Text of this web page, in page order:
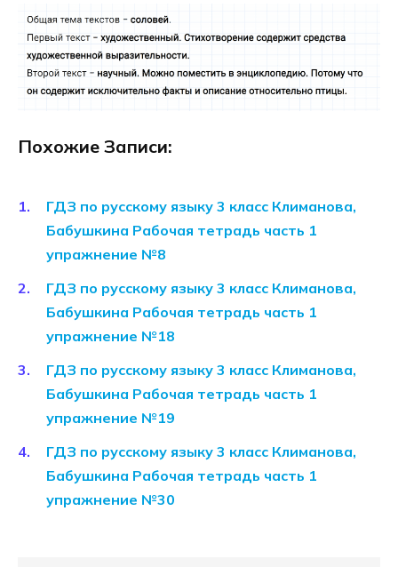
Похожие Записи:
ГДЗ по русскому языку 3 класс Климанова,
Бабушкина Рабочая тетрадь часть 1
упражнение №8
ГДЗ по русскому языку 3 класс Климанова,
Бабушкина Рабочая тетрадь часть 1
упражнение №18
ГДЗ по русскому языку 3 класс Климанова,
Бабушкина Рабочая тетрадь часть 1
упражнение №19
ГДЗ по русскому языку 3 класс Климанова,
Бабушкина Рабочая тетрадь часть 1
упражнение №30